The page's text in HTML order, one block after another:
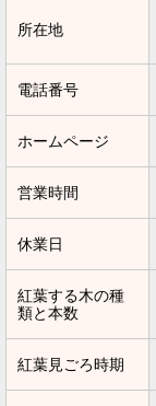
所在地
電話番号
ホームページ
営業時間
休業日
紅葉する木の種
類と本数
紅葉見ごろ時期